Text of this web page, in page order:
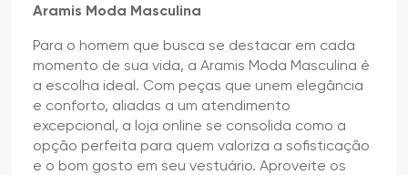
Aramis Moda Masculina
Para o homem que busca se destacar em cada
momento de sua vida, a Aramis Moda Masculina é
a escolha ideal. Com peças que unem elegância
e conforto, aliadas a um atendimento
excepcional, a loja online se consolida como a
opção perfeita para quem valoriza a sofisticação
e o bom gosto em seu vestuário. Aproveite os